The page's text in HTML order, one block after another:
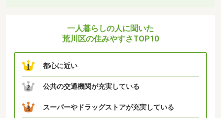
一人暮らしの人に聞いた
荒川区の住みやすさTOP10
1 都心に近い
2 公共の交通機関が充実している
3 スーパーやドラッグストアが充実している